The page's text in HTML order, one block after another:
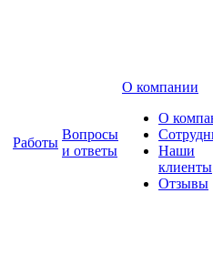
Работы
Вопросы
и ответы
О компании
О
Наши
клиенты
Отзывы